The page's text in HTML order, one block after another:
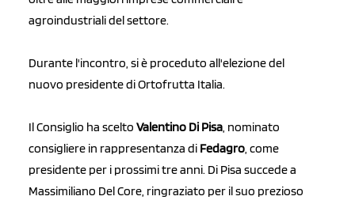
agroindustriali del settore.
Durante l'incontro, si è proceduto all'elezione del
nuovo presidente di Ortofrutta Italia.
Il Consiglio ha scelto Valentino Di Pisa, nominato
consigliere in rappresentanza di Fedagro, come
presidente per i prossimi tre anni. Di Pisa succede a
Massimiliano Del Core, ringraziato per il suo prezioso